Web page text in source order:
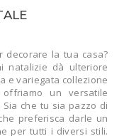
decorare la tua casa?
natalizie dà ulteriore
e variegata collezione
un versatile
che tu sia pazzo di
preferisca darle un
per tutti i diversi stili.